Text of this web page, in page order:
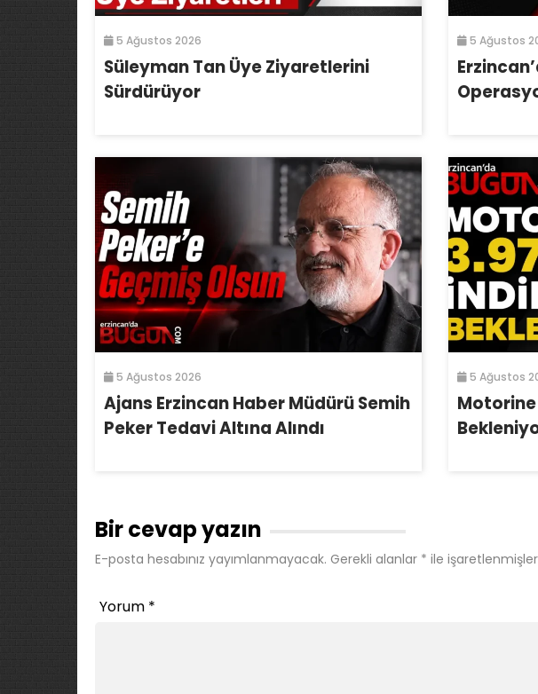
5 Ağustos 2026
Süleyman Tan Üye Ziyaretlerini
Sürdürüyor
5 Ağustos
5 Ağustos 2026
Ajans Erzincan Haber Müdürü Semih
Peker Tedavi Altına Alındı
5 Ağustos
Motorine
Bir cevap yazın
E-posta hesabınız yayımlanmayacak. Gerekli alanlar * ile
Yorum *